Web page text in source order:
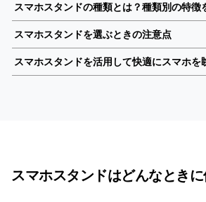
スマホスタンドの種類とは？種類別の特徴
スマホスタンドを選ぶときの注意点
スマホスタンドを活用して快適にスマホを
スマホスタンドはどんなときに